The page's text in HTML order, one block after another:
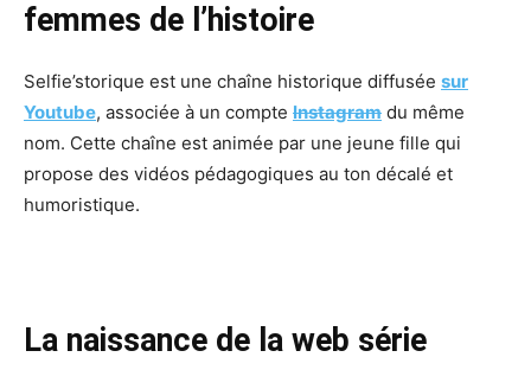
femmes de l’histoire
Selfie’storique est une chaîne historique diffusée sur
Youtube, associée à un compte Instagram du même
nom. Cette chaîne est animée par une jeune fille qui
propose des vidéos pédagogiques au ton décalé et
humoristique.
La naissance de la web série